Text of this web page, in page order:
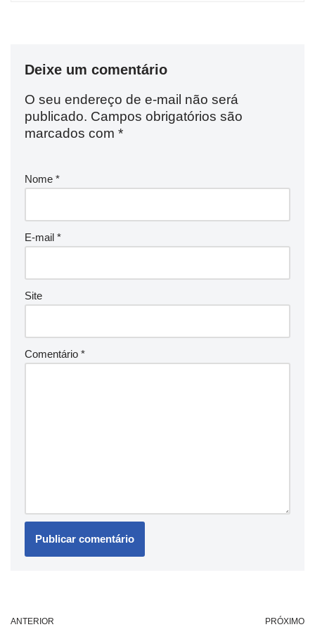
Deixe um comentário
O seu endereço de e-mail não será
publicado. Campos obrigatórios são
marcados com *
Nome *
E-mail *
Site
Comentário *
ANTERIOR PRÓXIMO